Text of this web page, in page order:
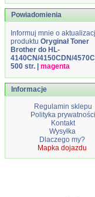
Powiadomienia
Informuj mnie o
produktu Oryginał Toner
Brother do HL-
4140CN/4150CDN/
500 str. | magenta
Informacje
Regulamin sklepu
Polityka prywatności
Kontakt
Wysyłka
Dlaczego my?
Mapka dojazdu